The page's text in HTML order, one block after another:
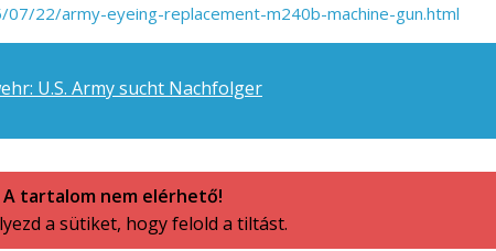
22/army-eyeing-replacement-m240b-machine-gun.html
U.S. Army sucht Nachfolger
A tartalom nem elérhető!
a sütiket, hogy felold a tiltást.